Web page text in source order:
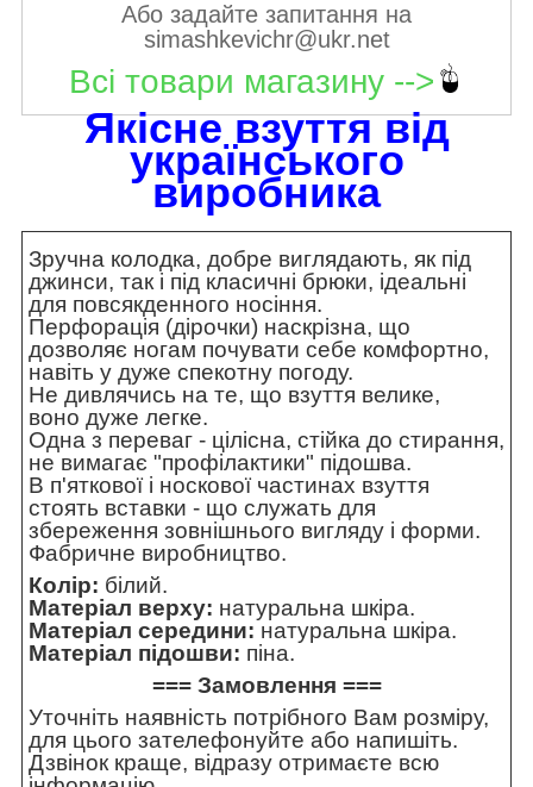
Або задайте запитання на
simashkevichr@ukr.net
Всі товари магазину -->
Якісне взуття від
українського
виробника
Зручна колодка, добре виглядають, як під
джинси, так і під класичні брюки, ідеальні
для повсякденного носіння.
Перфорація (дірочки) наскрізна, що
дозволяє ногам почувати себе комфортно,
навіть у дуже спекотну погоду.
Не дивлячись на те, що взуття велике,
воно дуже легке.
Одна з переваг - цілісна, стійка до стирання,
не вимагає "профілактики" підошва.
В п'яткової і носкової частинах взуття
стоять вставки - що служать для
збереження зовнішнього вигляду і форми.
Фабричне виробництво.
Колір: білий.
Матеріал верху: натуральна шкіра.
Матеріал середини: натуральна шкіра.
Матеріал підошви: піна.
=== Замовлення ===
Уточніть наявність потрібного Вам розміру,
для цього зателефонуйте або напишіть.
Дзвінок краще, відразу отримаєте всю